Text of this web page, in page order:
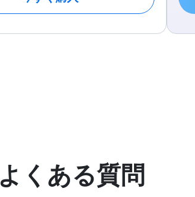
よくある質問